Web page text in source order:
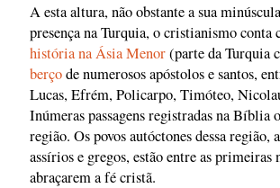
A esta altura, não obstante a sua
presença na Turquia, o cristianismo conta
história na Ásia Menor(parte da Turquia
berçode numerosos apóstolos e santos,
Lucas, Efrém, Policarpo, Timóteo,
Inúmeras passagens registradas na Bíblia
região. Os povos autóctones dessa região,
assírios e gregos, estão entre as primeiras
abraçarem a fé cristã.